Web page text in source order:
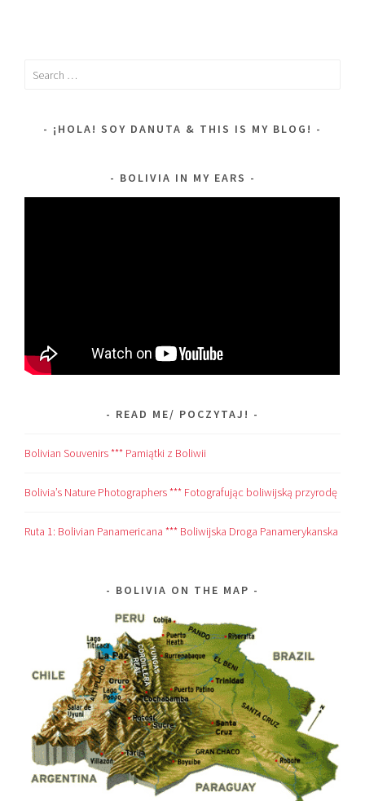
Search
¡HOLA! SOY DANUTA & THIS IS MY BLOG!
BOLIVIA IN MY EARS
READ ME/ POCZYTAJ!
Bolivian Souvenirs *** Pamiątki z Boliwii
Bolivia’s Nature Photographers *** Fotografując boliwijską przyrodę
Ruta 1: Bolivian Panamericana *** Boliwijska Droga Panamerykanska
BOLIVIA ON THE MAP